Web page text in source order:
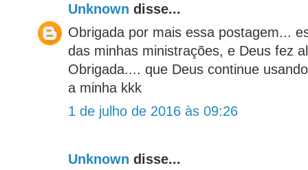
Unknown disse...
Obrigada por mais essa postagem...
das minhas ministrações, e Deus fez
Obrigada.... que Deus continue
a minha kkk
1 de julho de 2016 às 09:26
Unknown disse...